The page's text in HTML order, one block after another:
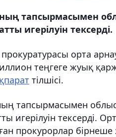
тапсырмасымен
игерілуін тексерді.
орта
теңгеге жуық
тілшісі.
тапсырмасымен
игерілуін тексерді.
прокурорлар